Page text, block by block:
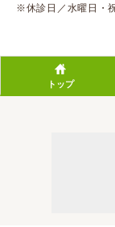
※休診日／水曜日・
トップ